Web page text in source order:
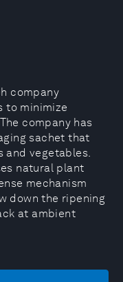
company
to minimize
company has
sachet that
and vegetables.
natural plant
mechanism
down the ripening
at ambient